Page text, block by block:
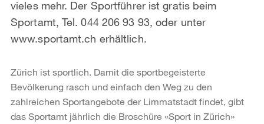
vieles mehr. Der Sportführer ist gratis beim
Sportamt, Tel. 044 206 93 93, oder unter
www.sportamt.ch erhältlich.
Zürich ist sportlich. Damit die sportbegeisterte
Bevölkerung rasch und einfach den Weg zu den
zahlreichen Sportangebote der Limmatstadt findet, gibt
das Sportamt jährlich die Broschüre «Sport in Zürich»